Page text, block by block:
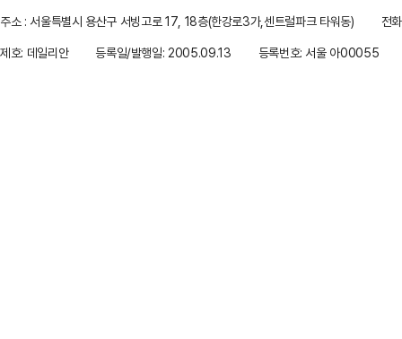
주소 : 서울특별시 용산구 서빙고로 17, 18층(한강로3가,센트럴파크 타워동)
전
제호: 데일리안
등록일/발행일: 2005.09.13 등록번호: 서울 아00055